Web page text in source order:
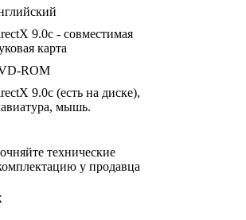
9.0с - совместимая
карта
ROM
9.0с (есть на диске),
мышь.
технические
у продавца